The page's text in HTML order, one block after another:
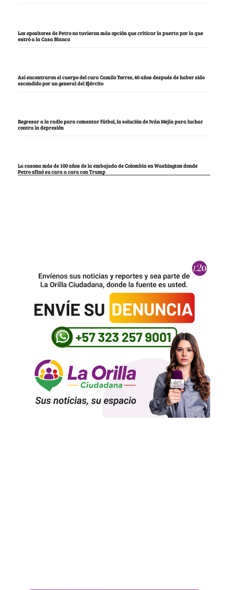
Los opositores de Petro no tuvieron más opción que criticar la puerta por la que
entró a la Casa Blanca
Así encontraron el cuerpo del cura Camilo Torres, 60 años después de haber sido
escondido por un general del Ejército
Regresar a la radio para comentar fútbol, la solución de Iván Mejía para luchar
contra la depresión
La casona más de 100 años de la embajada de Colombia en Washington donde
Petro afinó su cara a cara con Trump